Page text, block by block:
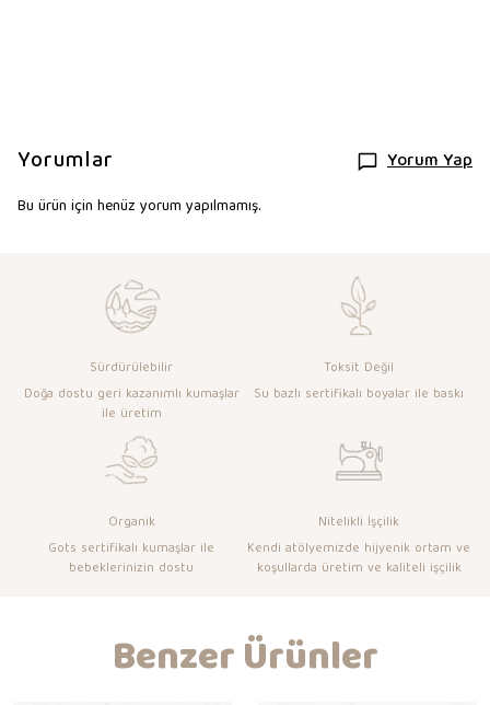
Yorumlar Yorum Yap
Bu ürün için henüz yorum yapılmamış.
Sürdürülebilir
Doğa dostu geri kazanımlı kumaşlar
ile üretim
Toksit Değil
Su bazlı sertifikalı boyalar ile baskı
Organik
Gots sertifikalı kumaşlar ile
bebeklerinizin dostu
Nitelikli İşçilik
Kendi atölyemizde hijyenik ortam ve
koşullarda üretim ve kaliteli işçilik
Benzer Ürünler